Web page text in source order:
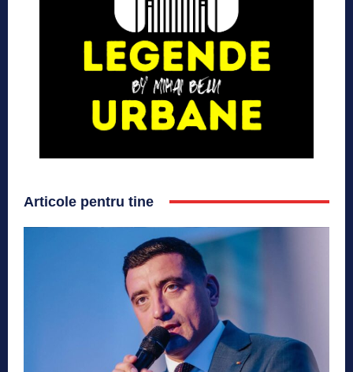
Articole pentru tine